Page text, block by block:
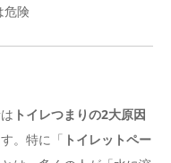
危険
トイレつまりの2大原因
。特に「 トイレットペー